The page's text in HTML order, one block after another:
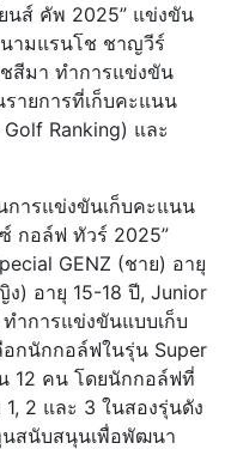
นส์ คัพ 2025” แข่งขัน
ามแรนโช ชาญวีร์
สีมา ทำการแข่งขัน
ายการที่เก็บคะแนน
Ranking) และ
การแข่งขันเก็บคะแนน
กอล์ฟ ทัวร์ 2025”
GENZ (ชาย) อายุ
) อายุ 15-18 ปี, Junior
ำการแข่งขันแบบเก็บ
กนักกอล์ฟในรุ่น Super
12 คน โดยนักกอล์ฟที่
2 และ 3 ในสองรุ่นดัง
นสนับสนุนเพื่อพัฒนา